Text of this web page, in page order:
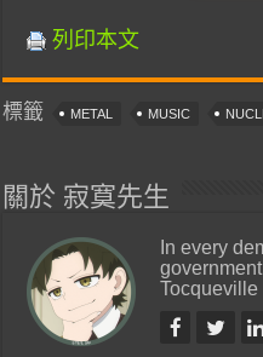
列印本文
標籤 METAL MUSIC
關於 寂寞先生
In every
Tocqueville